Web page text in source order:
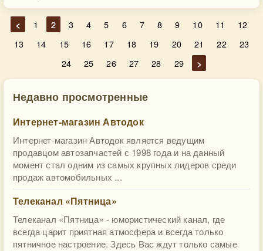
< 1 2 3 4 5 6 7 8 9 10 11
12
13
14 15 16 17 18 19 20 21 22
23
24
25 26 27 28 29 >
Недавно просмотренные
Интернет-магазин Автодок
Интернет-магазин Автодок является ведущим
продавцом автозапчастей с 1998 года и на данный
момент стал одним из самых крупных лидеров среди
продаж автомобильных ...
Телеканал «Пятница»
Телеканал «Пятница» - юмористический канал, где
всегда царит приятная атмосфера и всегда только
пятничное настроение. Здесь Вас ждут только самые